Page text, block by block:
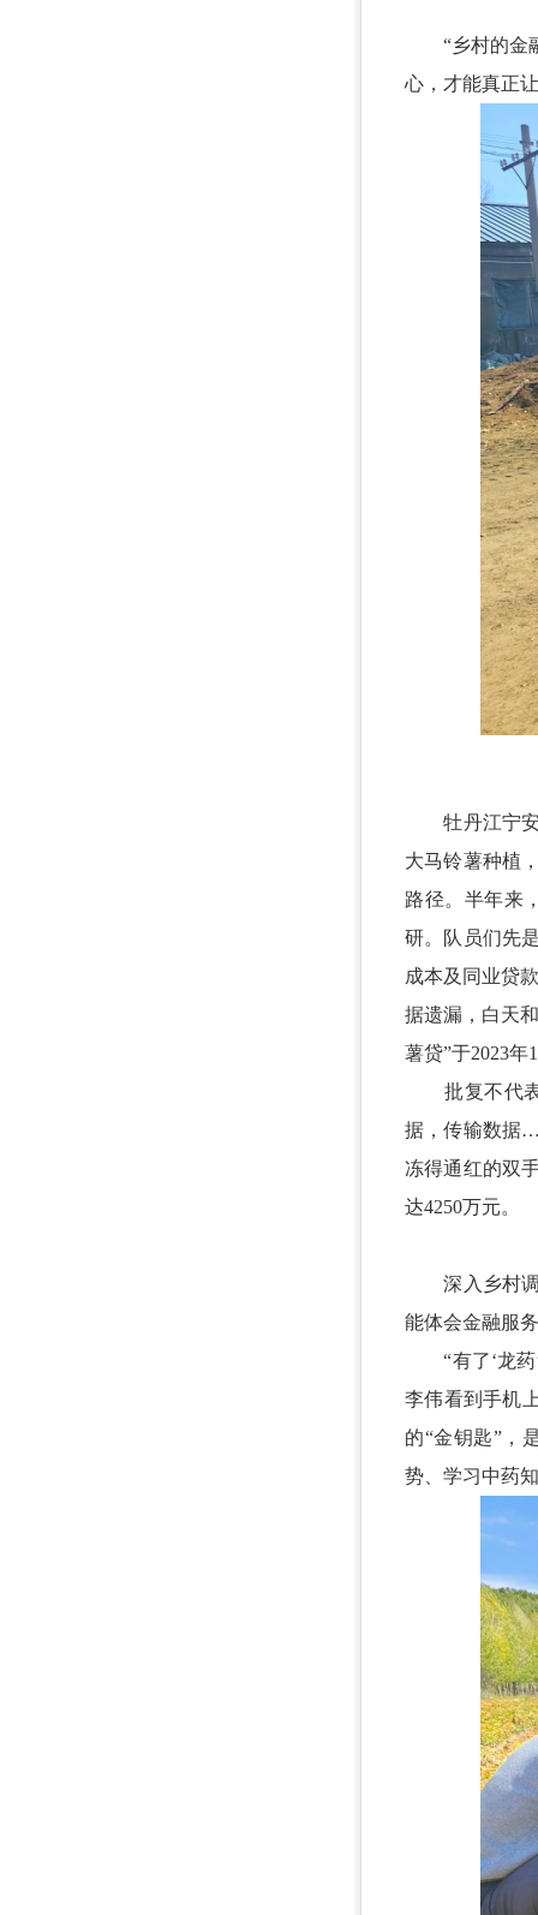
“乡村的金融
心，才能真正
牡丹江宁安
大马铃薯种植
路径。半年来
研。队员们先
成本及同业贷
据遗漏，白天
薯贷”于2023
批复不代表
据，传输数据
冻得通红的双
达4250万元。
深入乡村调
能体会金融服
“有了‘龙药
李伟看到手机
的“金钥匙”，
势、学习中药